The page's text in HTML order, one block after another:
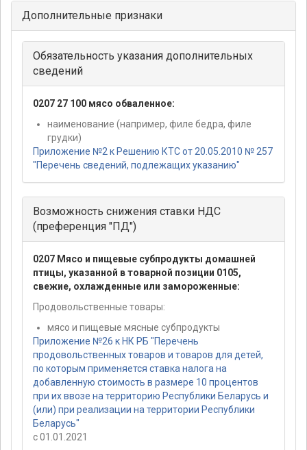
Дополнительные признаки
Обязательность указания дополнительных
сведений
0207 27 100 мясо обваленное:
наименование (например, филе бедра, филе
грудки)
Приложение №2 к Решению КТС от 20.05.2010 № 257
"Перечень сведений, подлежащих указанию"
Возможность снижения ставки НДС
(преференция "ПД")
0207 Мясо и пищевые субпродукты домашней
птицы, указанной в товарной позиции 0105,
свежие, охлажденные или замороженные:
Продовольственные товары:
мясо и пищевые мясные субпродукты
Приложение №26 к НК РБ "Перечень
продовольственных товаров и товаров для детей,
по которым применяется ставка налога на
добавленную стоимость в размере 10 процентов
при их ввозе на территорию Республики Беларусь и
(или) при реализации на территории Республики
Беларусь"
с 01.01.2021